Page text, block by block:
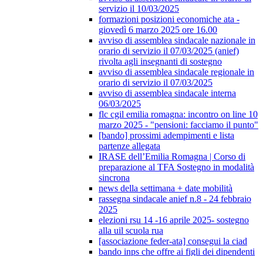
servizio il 10/03/2025
formazioni posizioni economiche ata -
giovedì 6 marzo 2025 ore 16.00
avviso di assemblea sindacale nazionale in
orario di servizio il 07/03/2025 (anief)
rivolta agli insegnanti di sostegno
avviso di assemblea sindacale regionale in
orario di servizio il 07/03/2025
avviso di assemblea sindacale interna
06/03/2025
flc cgil emilia romagna: incontro on line 10
marzo 2025 - "pensioni: facciamo il punto"
[bando] prossimi adempimenti e lista
partenze allegata
IRASE dell’Emilia Romagna | Corso di
preparazione al TFA Sostegno in modalità
sincrona
news della settimana + date mobilità
rassegna sindacale anief n.8 - 24 febbraio
2025
elezioni rsu 14 -16 aprile 2025- sostegno
alla uil scuola rua
[associazione feder-ata] consegui la ciad
bando inps che offre ai figli dei dipendenti